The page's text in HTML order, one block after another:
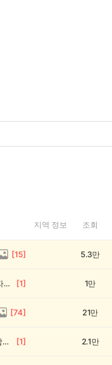
지역 정보 조회
[15] 5.3만
💰[당첨자 발표] 26회차 우리 동네 정보왕 이벤트 당첨자를 발표합니다! [1] 1만
[74] 21만
💰[당첨자 발표] 우리 동네 썰전 12회차 당첨자를 발표합니다! [1] 2.1만